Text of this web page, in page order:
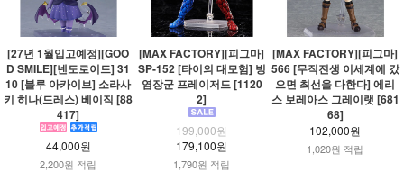
[27년 1월입고예정][GOO
D SMILE][넨도로이드] 31
10 [블루 아카이브] 소라사
키 히나(드레스) 베이직 [88
417]
44,000원
2,200원 적립
[MAX FACTORY][피그마]
SP-152 [타이의 대모험] 빙
염장군 프레이저드 [1120
2]
199,000원
179,100원
1,790원 적립
[MAX FACTORY][피그마]
566 [무직전생 이세계에 갔
으면 최선을 다한다] 에리
스 보레아스 그레이랫 [681
68]
102,000원
1,020원 적립